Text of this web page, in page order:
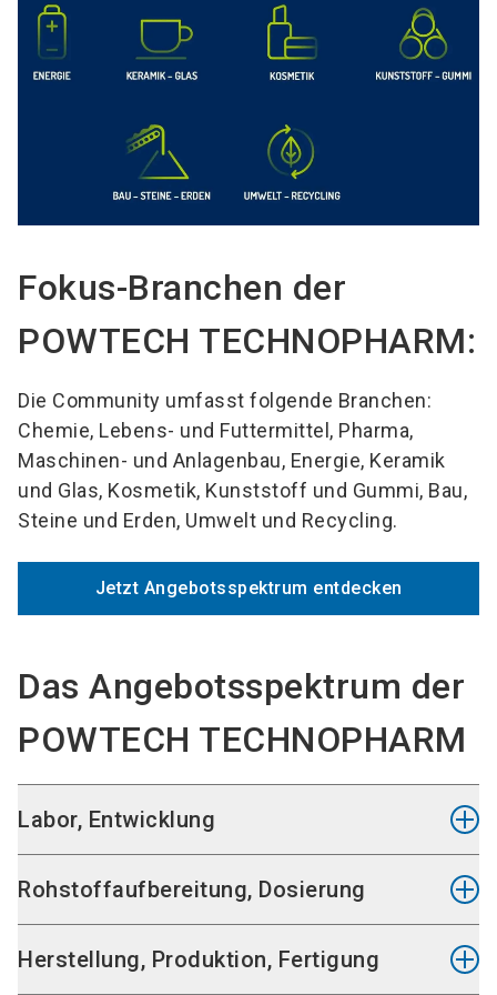
Fokus-Branchen der
POWTECH TECHNOPHARM:
Die Community umfasst folgende Branchen:
Chemie, Lebens- und Futtermittel, Pharma,
Maschinen- und Anlagenbau, Energie, Keramik
und Glas, Kosmetik, Kunststoff und Gummi, Bau,
Steine und Erden, Umwelt und Recycling.
Jetzt Angebotsspektrum entdecken
Das Angebotsspektrum der
POWTECH TECHNOPHARM
Labor, Entwicklung
Laborausstattung, Reinraum
Laborhilfsmittel
Rohstoffaufbereitung, Dosierung
Entleeren
Herstellung, Produktion, Fertigung